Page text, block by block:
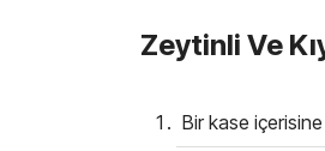
Zeytinli Ve
Bir kase içerisine